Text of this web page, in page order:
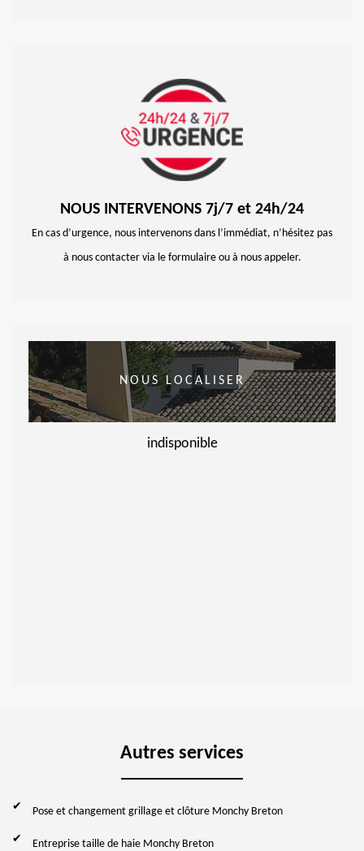
NOUS INTERVENONS 7j/7 et 24h/24
En cas d’urgence, nous intervenons dans l’immédiat, n’hésitez pas
à nous contacter via le formulaire ou à nous appeler.
NOUS LOCALISER
indisponible
Autres services
Pose et changement grillage et clôture Monchy Breton
Entreprise taille de haie Monchy Breton